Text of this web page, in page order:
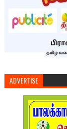
ADVERTISE